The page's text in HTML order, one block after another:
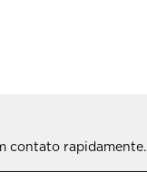
contato rapidamente.